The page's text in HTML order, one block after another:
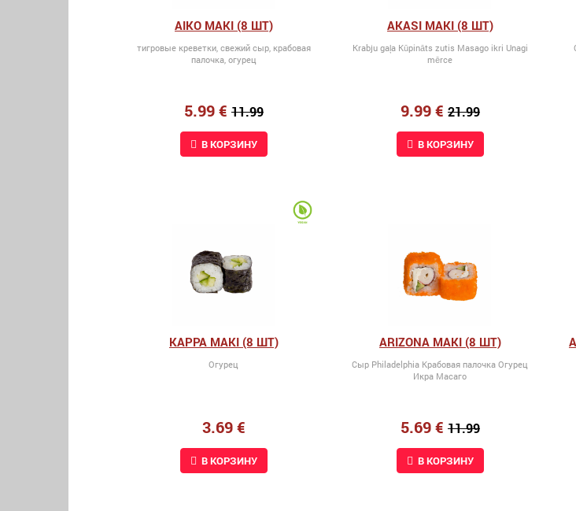
AIKO MAKI (8 ШТ)
тигровые креветки, свежий сыр, крабовая
палочка, огурец
5.99 € 11.99
В КОРЗИНУ
AKASI MAKI (8 ШТ)
Krabju gaļa Kūpināts zutis Masago ikri Unagi
mērce
9.99 € 21.99
В КОРЗИНУ
KAPPA MAKI (8 ШТ)
Огурец
3.69 €
В КОРЗИНУ
ARIZONA MAKI (8 ШТ)
Сыр Philadelphia Крабовая палочка Огурец
Икра Масаго
5.69 € 11.99
В КОРЗИНУ